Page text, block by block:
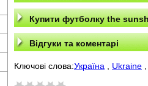
Купити футболку the
Відгуки та коментарі
Ключові слова:Україна Ukraine